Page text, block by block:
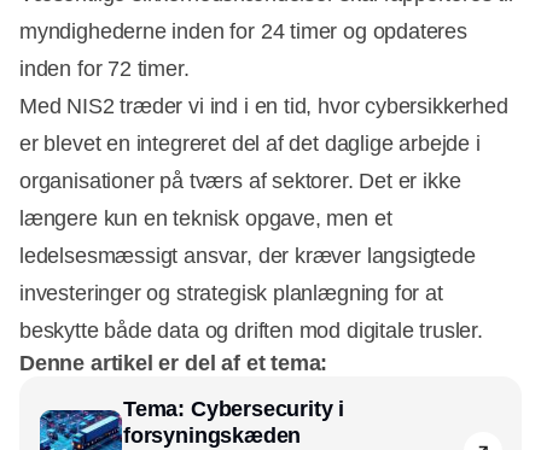
myndighederne inden for 24 timer og opdateres
inden for 72 timer.
Med NIS2 træder vi ind i en tid, hvor cybersikkerhed
er blevet en integreret del af det daglige arbejde i
organisationer på tværs af sektorer. Det er ikke
længere kun en teknisk opgave, men et
ledelsesmæssigt ansvar, der kræver langsigtede
investeringer og strategisk planlægning for at
beskytte både data og driften mod digitale trusler.
Denne artikel er del af et tema:
Tema: Cybersecurity i
forsyningskæden